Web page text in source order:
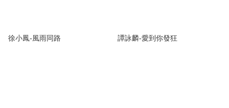
徐小鳳-風雨同路 譚詠麟-愛到你發狂